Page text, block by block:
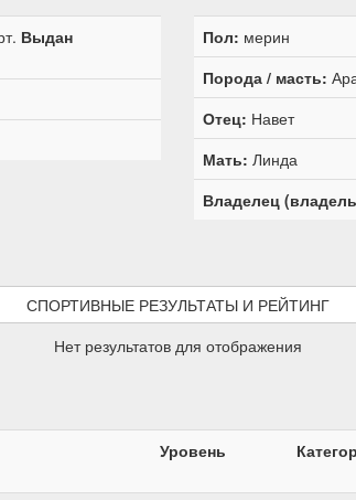
Выдан
Пол: мерин
Порода / масть:
Отец: Навет
Мать: Линда
Владелец
СПОРТИВНЫЕ РЕЗУЛЬТАТЫ И РЕЙТИНГ
Нет результатов для отображения
Уровень